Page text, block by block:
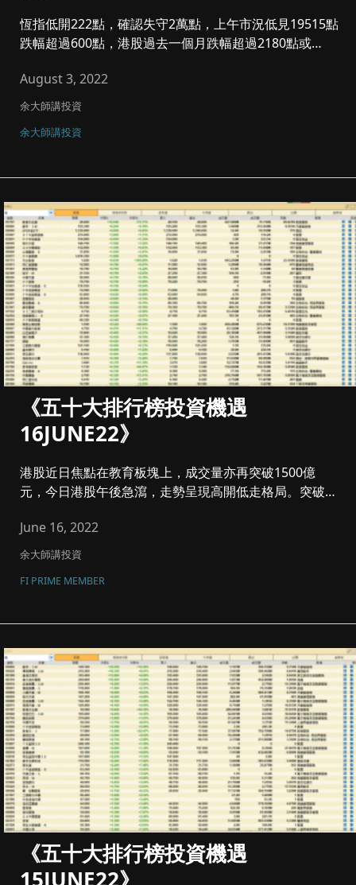
恆指低開222點，確認失守2萬點，上午市況低見19515點
跌幅超過600點，港股過去一個月跌幅超過2180點或
August 3, 2022
余大師講投資
余大師講投資
《五十大排行榜投資機遇
16JUNE22》
港股近日焦點在教育板塊上，成交量亦再突破1500億
元，今日港股午後急瀉，走勢呈現高開低走格局。突破
June 16, 2022
余大師講投資
FI PRIME MEMBER
《五十大排行榜投資機遇
15JUNE22》